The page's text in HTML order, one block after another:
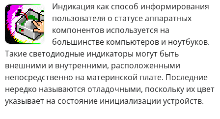
Индикация как способ информирования
пользователя о статусе аппаратных
компонентов используется на
большинстве компьютеров и ноутбуков.
Такие светодиодные индикаторы могут быть
внешними и внутренними, расположенными
непосредственно на материнской плате. Последние
нередко называются отладочными, поскольку их цвет
указывает на состояние инициализации устройств.